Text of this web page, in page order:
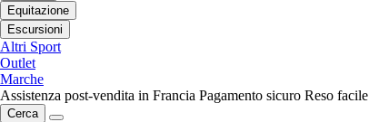
Equitazione
Escursioni
Altri Sport
Outlet
Marche
Assistenza post-vendita in Francia Pagamento sicuro Reso facile
Cerca